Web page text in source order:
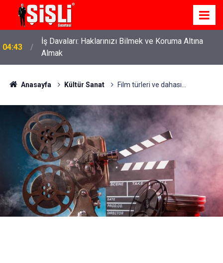
04:43
İş Davaları: Haklarınızı Bilmek ve Koruma Altına
Almak
Anasayfa Kültür Sanat Film türleri ve dahası...